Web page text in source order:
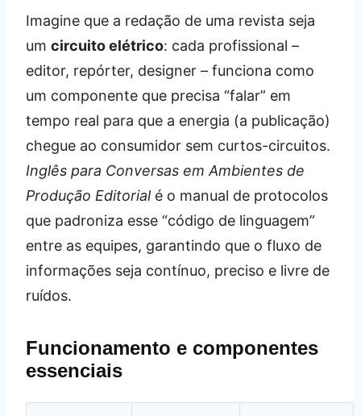
Imagine que a redação de uma revista seja
um circuito elétrico: cada profissional –
editor, repórter, designer – funciona como
um componente que precisa “falar” em
tempo real para que a energia (a publicação)
chegue ao consumidor sem curtos-circuitos.
Inglês para Conversas em Ambientes de
Produção Editorialé o manual de protocolos
que padroniza esse “código de linguagem”
entre as equipes, garantindo que o fluxo de
informações seja contínuo, preciso e livre de
ruídos.
Funcionamento e componentes
essenciais